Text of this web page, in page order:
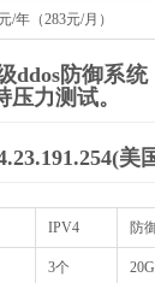
/年（283元/月）
防御系统
力测试。
美
IPV4 防
3个 20G